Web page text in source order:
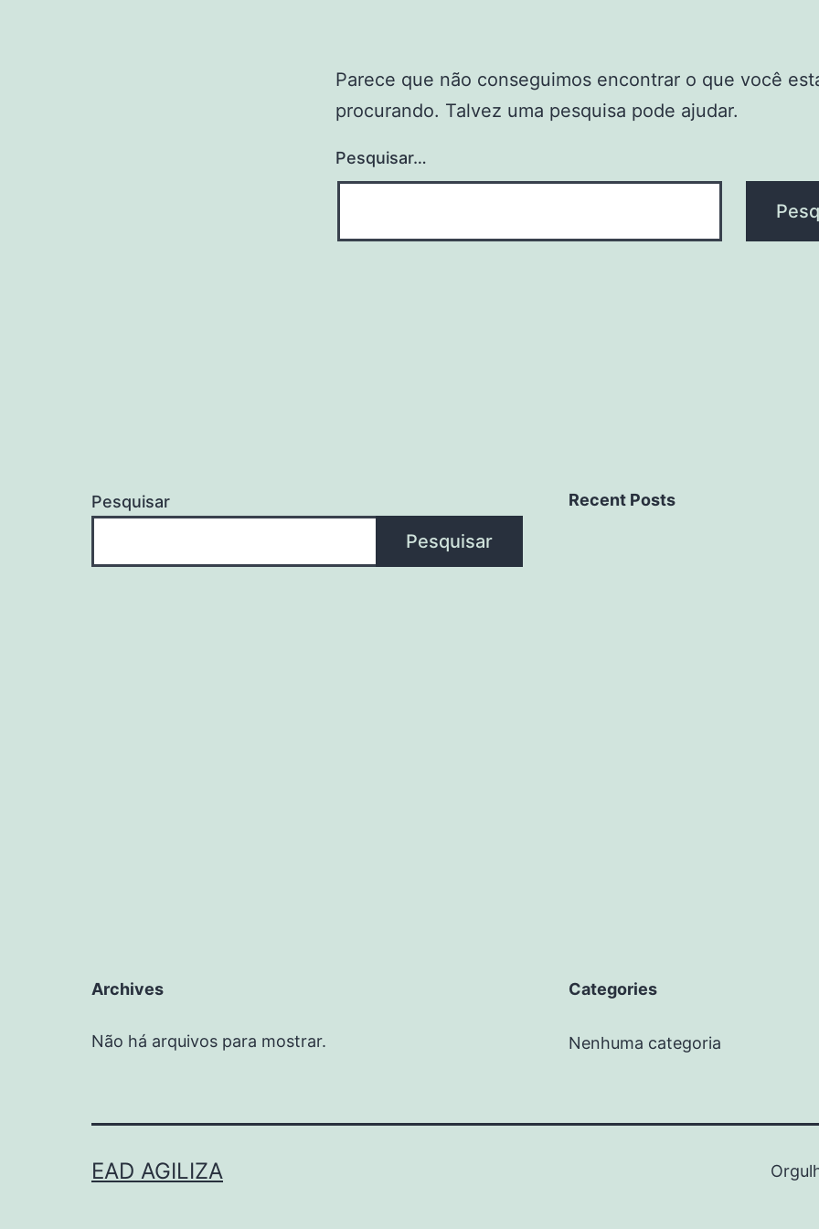
Parece que não conseguimos encontrar o que você
procurando. Talvez uma pesquisa pode ajudar.
Pesquisar…
Pesquisar
Pesquisar
Recent Posts
Archives
Não há arquivos para mostrar.
Categories
Nenhuma categoria
EAD AGILIZA